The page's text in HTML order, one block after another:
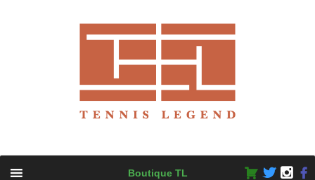
Boutique TL